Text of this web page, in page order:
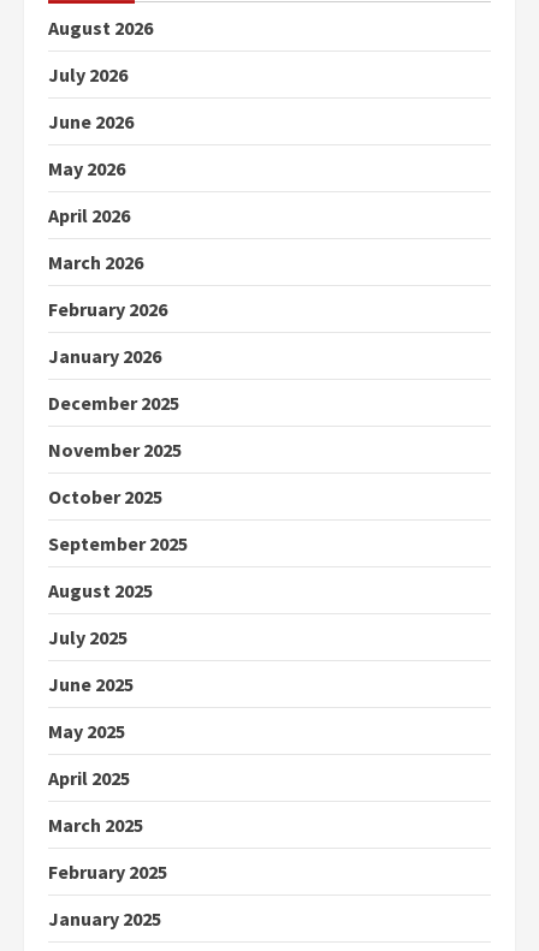
August 2026
July 2026
June 2026
May 2026
April 2026
March 2026
February 2026
January 2026
December 2025
November 2025
October 2025
September 2025
August 2025
July 2025
June 2025
May 2025
April 2025
March 2025
February 2025
January 2025